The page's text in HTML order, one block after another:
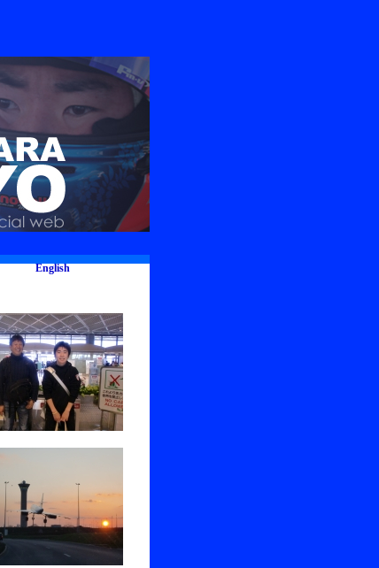
English